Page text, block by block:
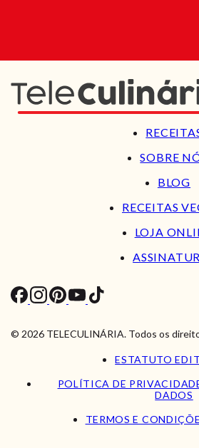
SOBRE
BLOG
RECEITAS
LOJA
© 2026 TELECULINÁRIA. Todos os
ESTATUTO
POLÍTICA DE
DADOS
TERMOS E